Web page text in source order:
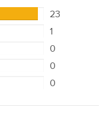
23
1
0
0
0